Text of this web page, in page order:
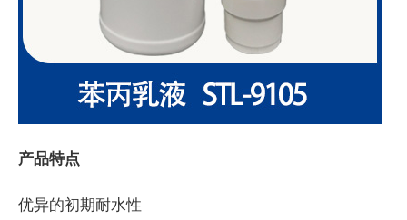
产品特点
优异的初期耐水性